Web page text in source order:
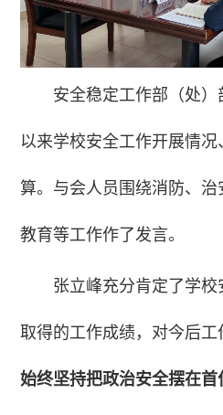
安全稳定工作部（处
以来学校安全工作开展情
算。与会人员围绕消防、
教育等工作作了发言。
张立峰充分肯定了学
取得的工作成绩，对今后
始终坚持把政治安全摆在首